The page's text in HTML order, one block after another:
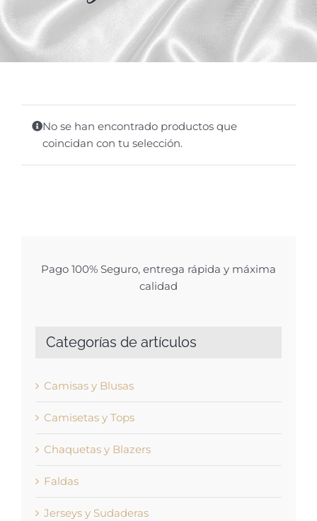
No se han encontrado productos que
coincidan con tu selección.
Pago 100% Seguro, entrega rápida y máxima
calidad
Categorías de artículos
Camisas y Blusas
Camisetas y Tops
Chaquetas y Blazers
Faldas
Jerseys y Sudaderas